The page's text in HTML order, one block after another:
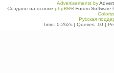
Advertisements by
Создано на основе phpBB® Forum Software
Русская
Time: 0.262s| Queries: 10|